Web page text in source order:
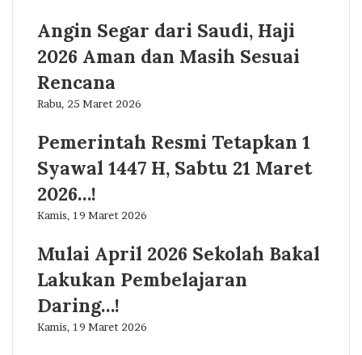
Angin Segar dari Saudi, Haji
2026 Aman dan Masih Sesuai
Rencana
Rabu, 25 Maret 2026
Pemerintah Resmi Tetapkan 1
Syawal 1447 H, Sabtu 21 Maret
2026…!
Kamis, 19 Maret 2026
Mulai April 2026 Sekolah Bakal
Lakukan Pembelajaran
Daring…!
Kamis, 19 Maret 2026